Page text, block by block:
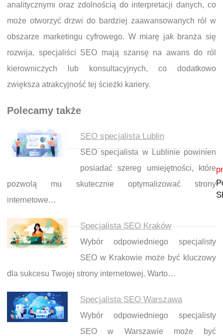
analitycznymi oraz zdolnością do interpretacji danych, co
może otworzyć drzwi do bardziej zaawansowanych ról w
obszarze marketingu cyfrowego. W miarę jak branża się
rozwija, specjaliści SEO mają szansę na awans do ról
kierowniczych lub konsultacyjnych, co dodatkowo
zwiększa atrakcyjność tej ścieżki kariery.
Polecamy także
SEO specjalista Lublin
SEO specjalista w Lublinie powinien
posiadać szereg umiejętności, które
pozwolą mu skutecznie optymalizować strony
internetowe…
Specjalista SEO Kraków
Wybór odpowiedniego specjalisty
SEO w Krakowie może być kluczowy
dla sukcesu Twojej strony internetowej. Warto…
Specjalista SEO Warszawa
Wybór odpowiedniego specjalisty
SEO w Warszawie może być
Nawigacja wpisu